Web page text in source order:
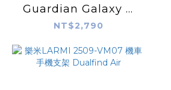
Guardian Galaxy Z
Fold8 支架防摔手機殼
NT$2,790